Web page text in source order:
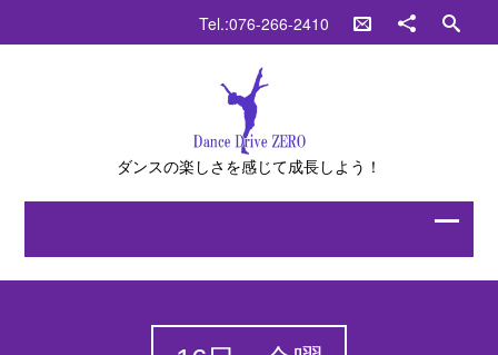
Tel.:076-266-2410
ダンスの楽しさを感じて成長しよう！